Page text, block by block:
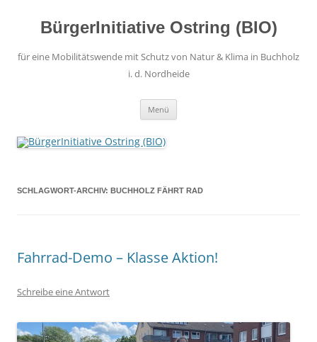
springenBürgerInitiative Ostring (BIO)
für eine Mobilitätswende mit Schutz von Natur & Klima in Buchholz
i. d. Nordheide
Menü
SCHLAGWORT-ARCHIV: BUCHHOLZ FÄHRT RAD
Fahrrad-Demo – Klasse Aktion!
Schreibe eine Antwort